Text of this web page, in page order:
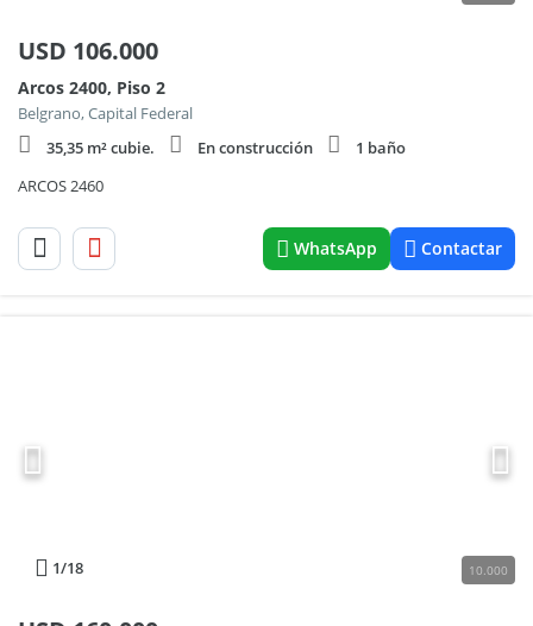
USD 106.000
Arcos 2400, Piso 2
Belgrano, Capital Federal
35,35 m² cubie.
En construcción
1 baño
ARCOS 2460
WhatsApp Contactar
1/18 10.000